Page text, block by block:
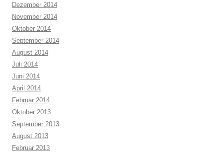
Dezember 2014
November 2014
Oktober 2014
September 2014
August 2014
Juli 2014
Juni 2014
April 2014
Februar 2014
Oktober 2013
September 2013
August 2013
Februar 2013